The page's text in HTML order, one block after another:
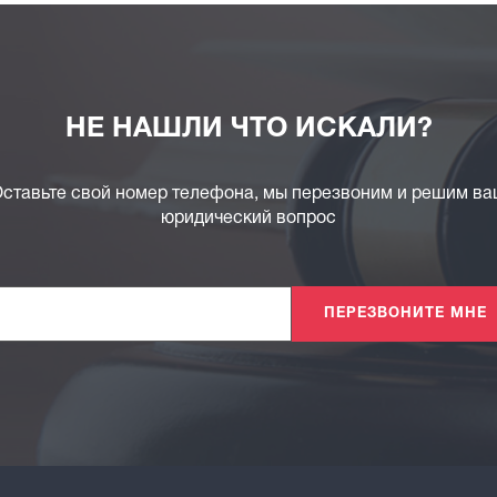
НЕ НАШЛИ ЧТО ИСКАЛИ?
свой номер телефона, мы перезвоним и решим
юридический вопрос
ПЕРЕЗВОНИТЕ МНЕ